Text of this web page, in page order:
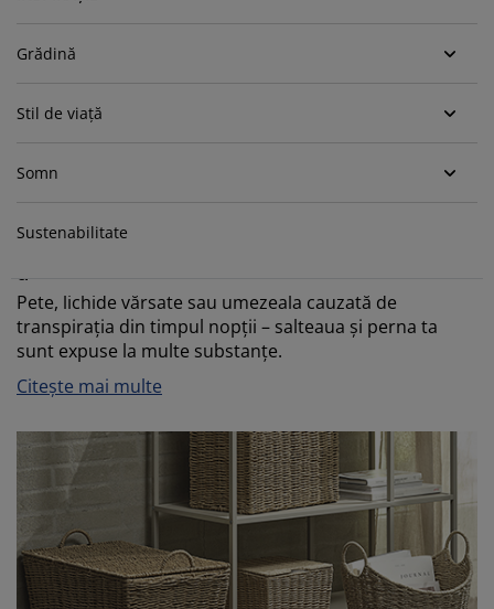
dormitor
de saltea
Copii
copii
mobilierului
exterior
de iluminat
casă
copiilor
pentru rufe
Grădină
Stil de viață
Somn
Sustenabilitate
un mediu de somn igienic
Pete, lichide vărsate sau umezeala cauzată de
transpirația din timpul nopții – salteaua și perna ta
sunt expuse la multe substanțe.
Citește mai multe